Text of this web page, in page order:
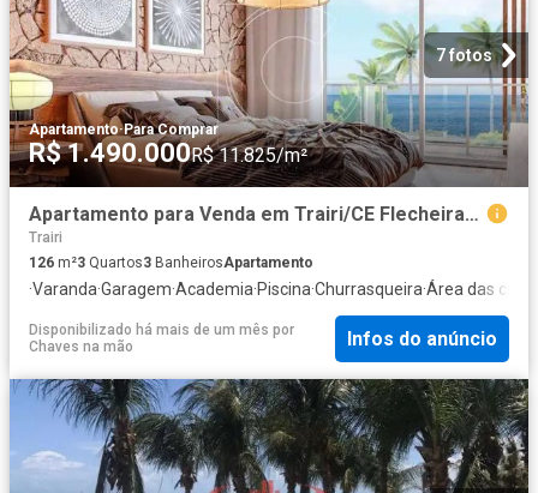
7 fotos
Apartamento·Para Comprar
R$ 1.490.000R$ 11.825/m²
Apartamento para Venda em Trairi/CE Flecheiras 3 Quartos
Trairi
126 m²3 Quartos3 BanheirosApartamento
·Varanda·Garagem·Academia·Piscina·Churrasqueira·Área das
Disponibilizado há mais de um mês por
Chaves na mão
Infos do anúncio